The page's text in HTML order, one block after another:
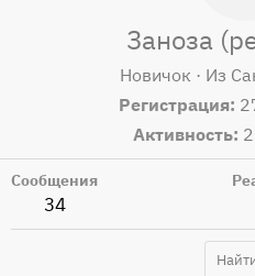
Заноза
Новичок · Из
Регистрация
Активность
Сообщения
34